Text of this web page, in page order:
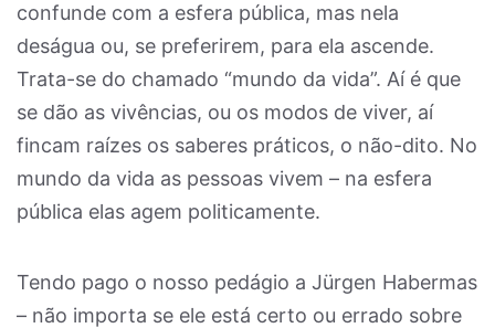
confunde com a esfera pública, mas nela
deságua ou, se preferirem, para ela ascende.
Trata-se do chamado “mundo da vida”. Aí é que
se dão as vivências, ou os modos de viver, aí
fincam raízes os saberes práticos, o não-dito. No
mundo da vida as pessoas vivem – na esfera
pública elas agem politicamente.
Tendo pago o nosso pedágio a Jürgen Habermas
– não importa se ele está certo ou errado sobre